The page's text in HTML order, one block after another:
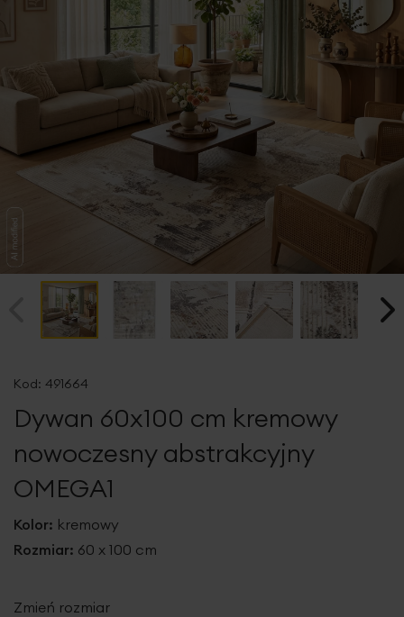
początek
galerii
Kod: 491664
Dywan 60x100 cm kremowy
nowoczesny abstrakcyjny
OMEGA1
Kolor: kremowy
Rozmiar: 60 x 100 cm
Zmień rozmiar